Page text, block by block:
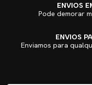
ENVIOS
Pode demorar
ENVIOS
Enviamos para